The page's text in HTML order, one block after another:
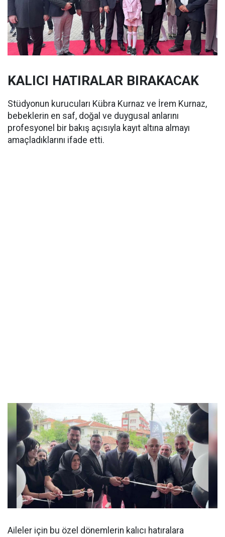
KALICI HATIRALAR BIRAKACAK
Stüdyonun kurucuları Kübra Kurnaz ve İrem Kurnaz,
bebeklerin en saf, doğal ve duygusal anlarını
profesyonel bir bakış açısıyla kayıt altına almayı
amaçladıklarını ifade etti.
Aileler için bu özel dönemlerin kalıcı hatıralara